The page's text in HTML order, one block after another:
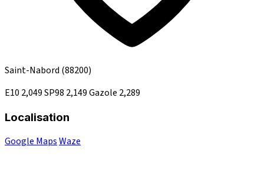
Saint-Nabord (88200)
E10 2,049SP98 2,149Gazole 2,289
Localisation
Google MapsWaze